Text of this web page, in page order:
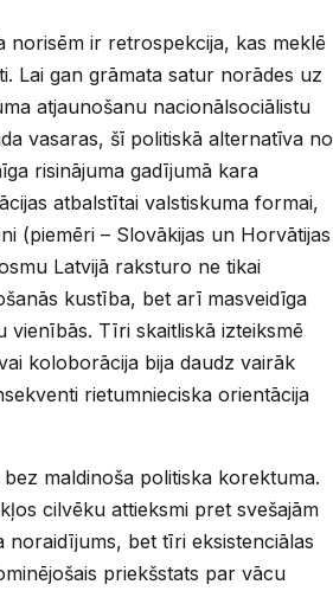
norisēm ir retrospekcija, kas meklē
Lai gan grāmata satur norādes uz
atjaunošanu nacionālsociālistu
vasaras, šī politiskā alternatīva no
risinājuma gadījumā kara
atbalstītai valstiskuma formai,
(piemēri – Slovākijas un Horvātijas
Latvijā raksturo ne tikai
kustība, bet arī masveidīga
vienībās. Tīri skaitliskā izteiksmē
koloborācija bija daudz vairāk
rietumnieciska orientācija
maldinoša politiska korektuma.
cilvēku attieksmi pret svešajām
noraidījums, bet tīri eksistenciālas
priekšstats par vācu